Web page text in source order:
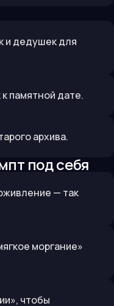
и дедушек для
памятной дате.
архива.
под себя
— так
моргание»
чтобы